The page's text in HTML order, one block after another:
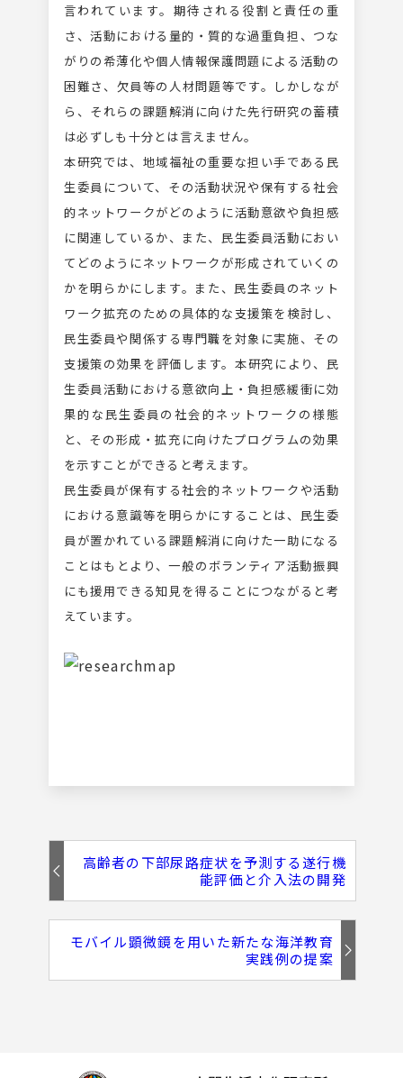
言われています。期待される役割と責任の重
さ、活動における量的・質的な過重負担、つな
がりの希薄化や個人情報保護問題による活動の
困難さ、欠員等の人材問題等です。しかしなが
ら、それらの課題解消に向けた先行研究の蓄積
は必ずしも十分とは言えません。
本研究では、地域福祉の重要な担い手である民
生委員について、その活動状況や保有する社会
的ネットワークがどのように活動意欲や負担感
に関連しているか、また、民生委員活動におい
てどのようにネットワークが形成されていくの
かを明らかにします。また、民生委員のネット
ワーク拡充のための具体的な支援策を検討し、
民生委員や関係する専門職を対象に実施、その
支援策の効果を評価します。本研究により、民
生委員活動における意欲向上・負担感緩衝に効
果的な民生委員の社会的ネットワークの様態
と、その形成・拡充に向けたプログラムの効果
を示すことができると考えます。
民生委員が保有する社会的ネットワークや活動
における意識等を明らかにすることは、民生委
員が置かれている課題解消に向けた一助になる
ことはもとより、一般のボランティア活動振興
にも援用できる知見を得ることにつながると考
えています。
⾼齢者の下部尿路症状を予測する遂⾏機
能評価と介⼊法の開発
モバイル顕微鏡を⽤いた新たな海洋教育
実践例の提案